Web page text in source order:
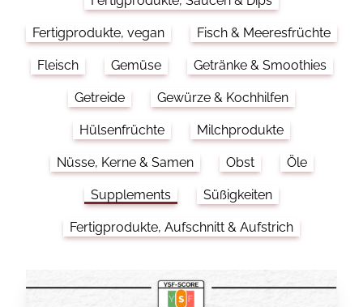
Fertigprodukte, vegan Fisch & Meeresfrüchte
Fleisch Gemüse Getränke & Smoothies
Getreide Gewürze & Kochhilfen
Hülsenfrüchte Milchprodukte
Nüsse, Kerne & Samen Obst Öle
Supplements Süßigkeiten
Fertigprodukte, Aufschnitt & Aufstrich